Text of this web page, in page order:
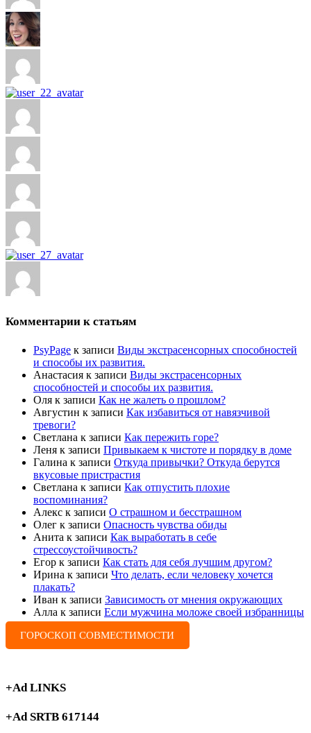
Комментарии к статьям
PsyPage к записи Виды экстрасенсорных способностей
и способы их развития.
Анастасия к записи Виды экстрасенсорных
способностей и способы их развития.
Оля к записи Как не жалеть о прошлом?
Августин к записи Как избавиться от навязчивой
тревоги?
Светлана к записи Как пережить горе?
Леня к записи Привыкаем к чистоте и порядку в доме
Галина к записи Откуда привычки? Откуда берутся
вкусовые пристрастия
Светлана к записи Как отпустить плохие
воспоминания?
Алекс к записи О страшном и бесстрашном
Олег к записи Опасность чувства обиды
Анита к записи Как выработать в себе
стрессоустойчивость?
Егор к записи Как стать для себя лучшим другом?
Ирина к записи Что делать, если человеку хочется
плакать?
Иван к записи Зависимость от мнения окружающих
Алла к записи Если мужчина моложе своей избранницы
ГОРОСКОП СОВМЕСТИМОСТИ
+Ad LINKS
+Ad SRTB 617144